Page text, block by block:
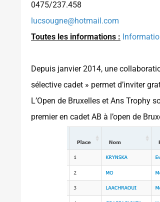
0475/237.458
lucsougne@hotmail.com
Toutes les informations :
Depuis janvier 2014, une
sélective cadet » permet d’inviter
L’Open de Bruxelles et Ans Trophy
premier en cadet AB à l’open de